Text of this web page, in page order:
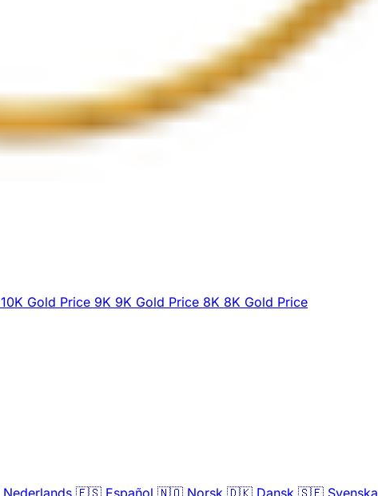
10K Gold Price 9K 9K Gold Price 8K 8K Gold Price
Nederlands 🇪🇸 Español 🇳🇴 Norsk 🇩🇰 Dansk 🇸🇪 Svenska